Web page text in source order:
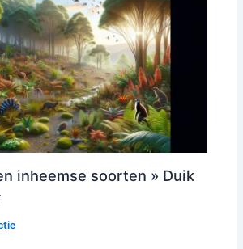
inheemse soorten » Duik